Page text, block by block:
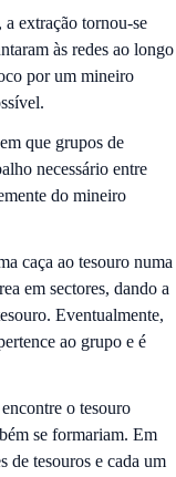
extração tornou-se
às redes ao longo
por um mineiro
que grupos de
necessário entre
do mineiro
caça ao tesouro numa
em sectores, dando a
Eventualmente,
ao grupo e é
o tesouro
se formariam. Em
de tesouros e cada um